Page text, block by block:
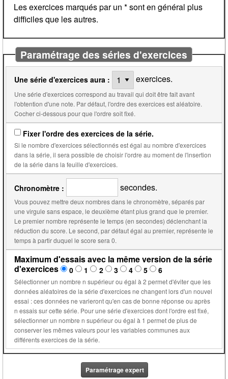
Les exercices marqués par un * sont en général plus
difficiles que les autres.
Paramétrage des séries d'exercices
Une série d'exercices aura : exercices.
Une série d'exercices correspond au travail qui doit être fait avant
l'obtention d'une note. Par défaut, l'ordre des exercices est aléatoire.
Cocher ci-dessous pour que l'ordre soit fixé.
Fixer l'ordre des exercices de la série.
Si le nombre d'exercices sélectionnés est égal au nombre d'exercices
dans la série, il sera possible de choisir l'ordre au moment de l'insertion
de la série dans la feuille d'exercices.
Chronomètre : secondes.
Vous pouvez mettre deux nombres dans le chronomètre, séparés par
une virgule sans espace, le deuxième étant plus grand que le premier.
Le premier nombre représente le temps (en secondes) déclenchant la
réduction du score. Le second, par défaut égal au premier, représente le
temps à partir duquel le score sera 0.
Maximum d'essais avec la même version de la série
d'exercices
0 1 2 3 4 5 6
Sélectionner un nombre n supérieur ou égal à 2 permet d'éviter que les
données aléatoires de la série d'exercices ne changent lors d'un nouvel
essai : ces données ne varieront qu'en cas de bonne réponse ou après
n essais sur cette série. Pour une série d'exercices dont l'ordre est fixé,
sélectionner un nombre n supérieur ou égal à 1 permet de plus de
conserver les mêmes valeurs pour les variables communes aux
différents exercices de la série.
Paramétrage expert